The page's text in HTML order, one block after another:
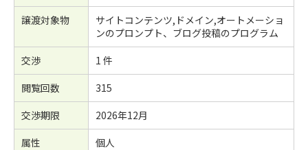
譲渡対象物
サイトコンテンツ,ドメイン,オートメーショ
ンのプロンプト、ブログ投稿のプログラム
交渉
1 件
閲覧回数
315
交渉期限
2026年12月
属性
個人